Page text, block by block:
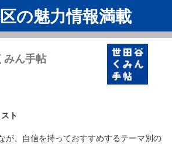
の魅力情報満載
みん手帖
ト
が、自信を持っておすすめするテーマ別の